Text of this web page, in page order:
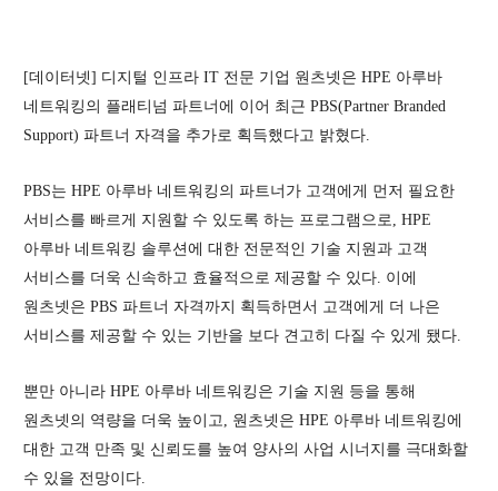
[데이터넷] 디지털 인프라 IT 전문 기업 원츠넷은 HPE 아루바
네트워킹의 플래티넘 파트너에 이어 최근 PBS(Partner Branded
Support) 파트너 자격을 추가로 획득했다고 밝혔다.
PBS는 HPE 아루바 네트워킹의 파트너가 고객에게 먼저 필요한
서비스를 빠르게 지원할 수 있도록 하는 프로그램으로, HPE
아루바 네트워킹 솔루션에 대한 전문적인 기술 지원과 고객
서비스를 더욱 신속하고 효율적으로 제공할 수 있다. 이에
원츠넷은 PBS 파트너 자격까지 획득하면서 고객에게 더 나은
서비스를 제공할 수 있는 기반을 보다 견고히 다질 수 있게 됐다.
뿐만 아니라 HPE 아루바 네트워킹은 기술 지원 등을 통해
원츠넷의 역량을 더욱 높이고, 원츠넷은 HPE 아루바 네트워킹에
대한 고객 만족 및 신뢰도를 높여 양사의 사업 시너지를 극대화할
수 있을 전망이다.